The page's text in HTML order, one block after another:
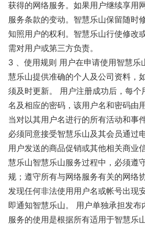
获得的网络服务。如果用户继续享用
服务条款的变动。智慧乐山保留随时
知照用户的权利。智慧乐山行使修改
需对用户或第三方负责。
3 、使用规则 用户在申请使用智慧乐
慧乐山提供准确的个人及公司资料，
须及时更新。 用户注册成功后，每个
名及相应的密码，该用户名和密码由
当对以其用户名进行的所有活动和事
必须同意接受智慧乐山及其会员通过
用户发送的商品促销或其他相关商业
慧乐山智慧乐山服务过程中，必须遵
规；遵守所有与网络服务有关的网络
发现任何非法使用用户名或帐号出现
即通知智慧乐山。 用户单独承担发布
服务的使用是根据所有适用于智慧乐